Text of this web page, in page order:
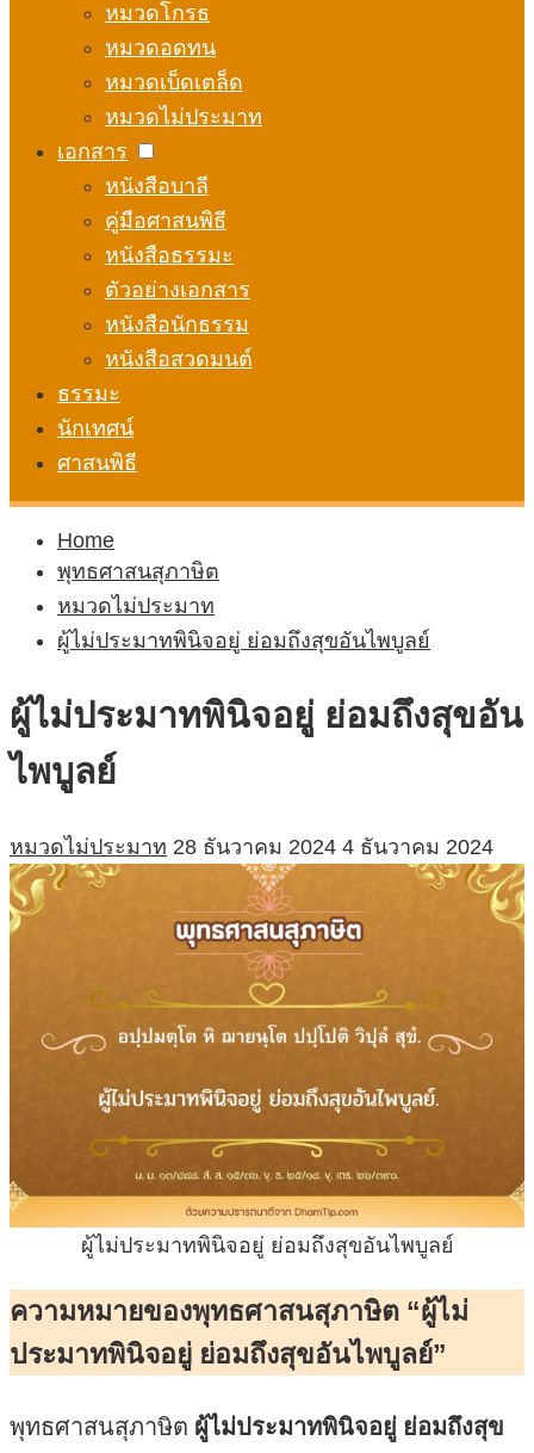
หมวดโกรธ
หมวดอดทน
หมวดเบ็ดเตล็ด
หมวดไม่ประมาท
เอกสาร
หนังสือบาลี
คู่มือศาสนพิธี
หนังสือธรรมะ
ตัวอย่างเอกสาร
หนังสือนักธรรม
หนังสือสวดมนต์
ธรรมะ
นักเทศน์
ศาสนพิธี
Home
พุทธศาสนสุภาษิต
หมวดไม่ประมาท
ผู้ไม่ประมาทพินิจอยู่ ย่อมถึงสุขอันไพบูลย์
ผู้ไม่ประมาทพินิจอยู่ ย่อมถึงสุขอัน
ไพบูลย์
หมวดไม่ประมาท 28 ธันวาคม 2024 4 ธันวาคม 2024
ผู้ไม่ประมาทพินิจอยู่ ย่อมถึงสุขอันไพบูลย์
ความหมายของพุทธศาสนสุภาษิต “ผู้ไม่
ประมาทพินิจอยู่ ย่อมถึงสุขอันไพบูลย์”
พุทธศาสนสุภาษิต ผู้ไม่ประมาทพินิจอยู่ ย่อมถึงสุข